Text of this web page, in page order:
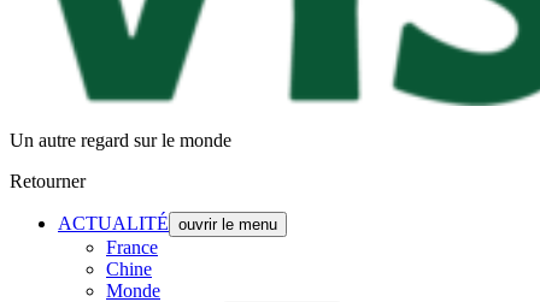
Un autre regard sur le monde
Retourner
ACTUALITÉ ouvrir le menu
France
Chine
Monde